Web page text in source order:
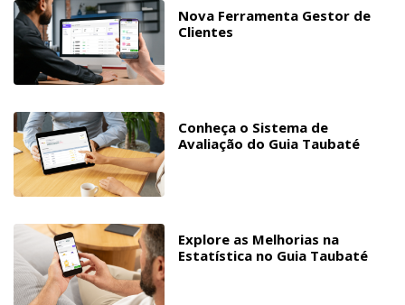
Nova Ferramenta Gestor de
Clientes
Conheça o Sistema de
Avaliação do Guia Taubaté
Explore as Melhorias na
Estatística no Guia Taubaté